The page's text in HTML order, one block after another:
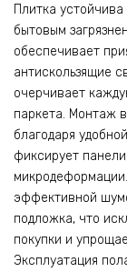
Плитка
бытовым
обеспечивает
антискользящие
очерчивает
паркета. Монтаж
благодаря
фиксирует
эффективной
подложка, что
покупки и
Эксплуатация